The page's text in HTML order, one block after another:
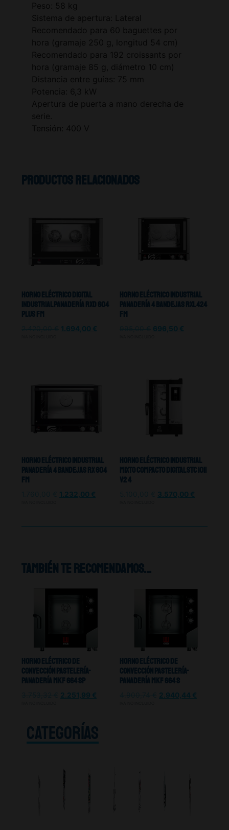
Peso: 58 kg
Sistema de apertura: Lateral
Recomendado para 60 baguettes por
hora (gramaje 250 g, longitud 54 cm)
Recomendado para 192 croissants por
hora (gramaje 85 g, diámetro 10 cm)
Distancia entre guías: 75 mm
Potencia: 6,3 kW
Apertura de puerta a mano derecha de
serie.
Tensión: 400 V
Productos relacionados
Horno Eléctrico Digital
Industrial Panadería RXD 604
PLUS FM
1.694,00 €
Horno Eléctrico Industrial
Panadería 4 Bandejas RXL 424
FM
696,50 €
Horno Eléctrico Industrial
Panadería 4 Bandejas RX 604
FM
1.232,00 €
Horno Eléctrico Industrial
Mixto Compacto Digital Stc 1011
V2 4
3.570,00 €
También te recomendamos…
Horno Eléctrico De
Convección Pastelería-
Panadería MKF 664 SP
2.251,99 €
Horno Eléctrico De
Convección Pastelería-
Panadería MKF 664 S
2.940,44 €
CATEGORÍAS